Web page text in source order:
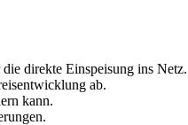
direkte Einspeisung ins Netz.
ab.
kann.